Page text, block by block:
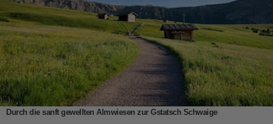
Durch die sanft gewellten Almwiesen zur Gstatsch Schwaige